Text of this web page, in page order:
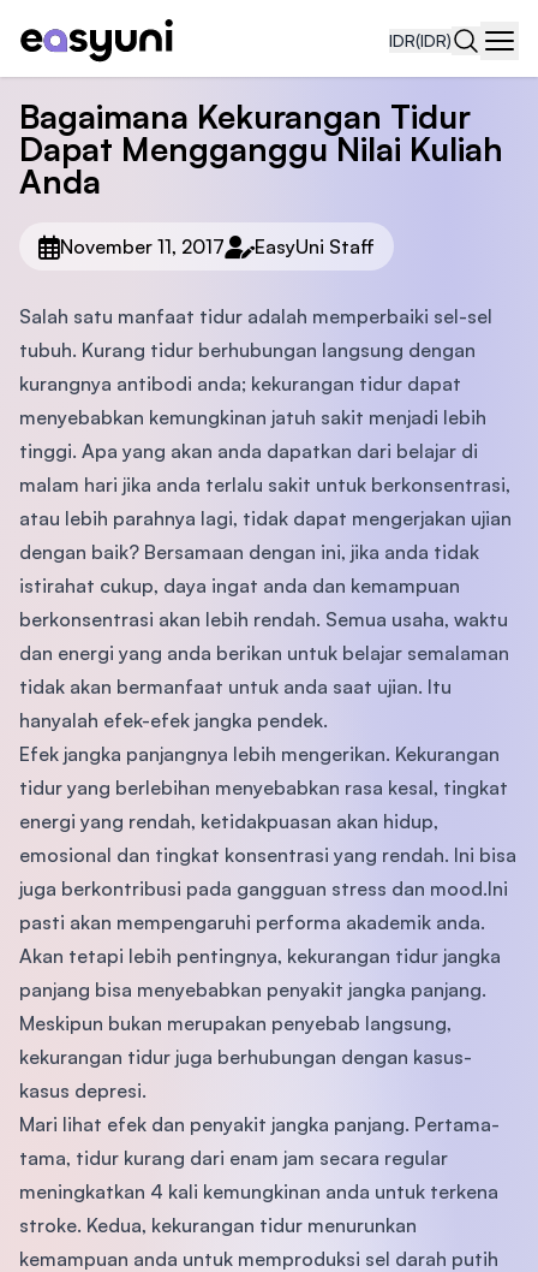
IDR(IDR)
Bagaimana Kekurangan Tidur
Dapat Mengganggu Nilai Kuliah
Anda
November 11, 2017 EasyUni Staff
Salah satu manfaat tidur adalah memperbaiki sel-sel
tubuh. Kurang tidur berhubungan langsung dengan
kurangnya antibodi anda; kekurangan tidur dapat
menyebabkan kemungkinan jatuh sakit menjadi lebih
tinggi. Apa yang akan anda dapatkan dari belajar di
malam hari jika anda terlalu sakit untuk berkonsentrasi,
atau lebih parahnya lagi, tidak dapat mengerjakan ujian
dengan baik? Bersamaan dengan ini, jika anda tidak
istirahat cukup, daya ingat anda dan kemampuan
berkonsentrasi akan lebih rendah. Semua usaha, waktu
dan energi yang anda berikan untuk belajar semalaman
tidak akan bermanfaat untuk anda saat ujian. Itu
hanyalah efek-efek jangka pendek.
Efek jangka panjangnya lebih mengerikan. Kekurangan
tidur yang berlebihan menyebabkan rasa kesal, tingkat
energi yang rendah, ketidakpuasan akan hidup,
emosional dan tingkat konsentrasi yang rendah. Ini bisa
juga berkontribusi pada gangguan stress dan mood.Ini
pasti akan mempengaruhi performa akademik anda.
Akan tetapi lebih pentingnya, kekurangan tidur jangka
panjang bisa menyebabkan penyakit jangka panjang.
Meskipun bukan merupakan penyebab langsung,
kekurangan tidur juga berhubungan dengan kasus-
kasus depresi.
Mari lihat efek dan penyakit jangka panjang. Pertama-
tama, tidur kurang dari enam jam secara regular
meningkatkan 4 kali kemungkinan anda untuk terkena
stroke. Kedua, kekurangan tidur menurunkan
kemampuan anda untuk memproduksi sel darah putih